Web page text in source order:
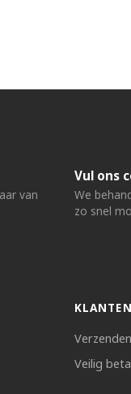
van
Vul ons
We
zo snel
Veilig